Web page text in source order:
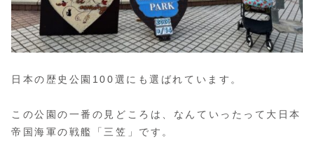
日本の歴史公園100選にも選ばれています。
この公園の一番の見どころは、なんていったって大日本
帝国海軍の戦艦「三笠」です。